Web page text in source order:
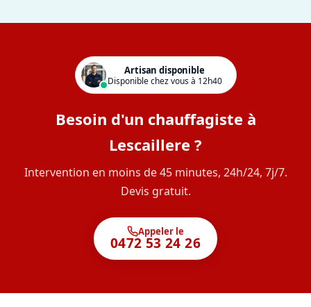
Artisan disponible
Disponible chez vous à 12h40
Besoin d'un chauffagiste à
Lescaillere ?
Intervention en moins de 45 minutes, 24h/24, 7j/7.
Devis gratuit.
Appeler le
0472 53 24 26